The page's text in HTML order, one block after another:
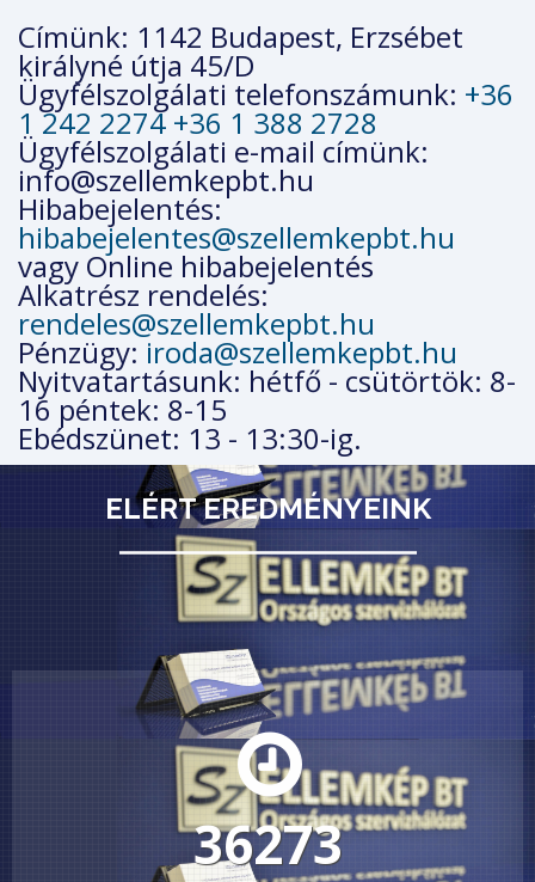
Címünk: 1142 Budapest, Erzsébet
királyné útja 45/D
Ügyfélszolgálati telefonszámunk: +36
1 242 2274 +36 1 388 2728
Ügyfélszolgálati e-mail címünk:
info@szellemkepbt.hu
Hibabejelentés:
hibabejelentes@szellemkepbt.hu
vagy Online hibabejelentés
Alkatrész rendelés:
rendeles@szellemkepbt.hu
Pénzügy: iroda@szellemkepbt.hu
Nyitvatartásunk: hétfő - csütörtök: 8-
16 péntek: 8-15
Ebédszünet: 13 - 13:30-ig.
ELÉRT EREDMÉNYEINK
69956